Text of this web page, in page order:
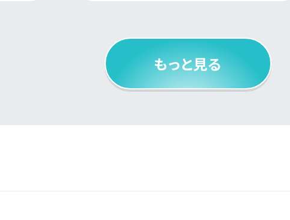
もっと見る